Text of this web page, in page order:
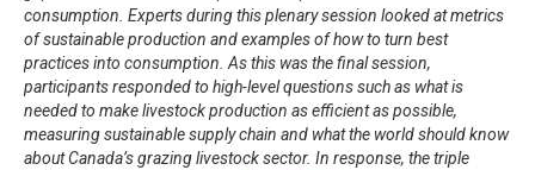
consumption. Experts during this plenary session looked at metrics
of sustainable production and examples of how to turn best
practices into consumption. As this was the final session,
participants responded to high-level questions such as what is
needed to make livestock production as efficient as possible,
measuring sustainable supply chain and what the world should know
about Canada’s grazing livestock sector. In response, the triple